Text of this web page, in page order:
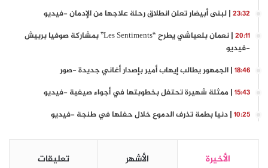
23:32 | لبنى أبيضار تعلن انطلاق رحلة علاجها من الإدمان -فيديو
20:11
| نعمان بلعياشي يطرح “Les Sentiments” بمشاركة صوفيا بربيش
-فيديو
18:46 | الجمهور يطالب إيهاب أمير بإصدار أغاني جديدة -صور
15:43 | ممثلة شهيرة تحتفل بخطوبتها في أجواء صيفية -فيديو
10:25 | دنيا بطمة تذرف الدموع خلال حفلها في طنجة -فيديو
الأخيرة الأشهر تعليقات